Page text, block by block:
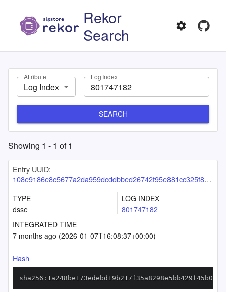
Rekor
Search
Attribute
Log Index
Log Index
SEARCH
Showing 1 - 1 of1
Entry UUID:
108e9186e8c5677a2da959dcddbbed26742f95e881cc325f8e40afc836000baab776baea1a667426
TYPE
dsse
LOG INDEX
801747182
INTEGRATED TIME
7 months ago (2026-01-07T16:08:37+00:00)
Hash